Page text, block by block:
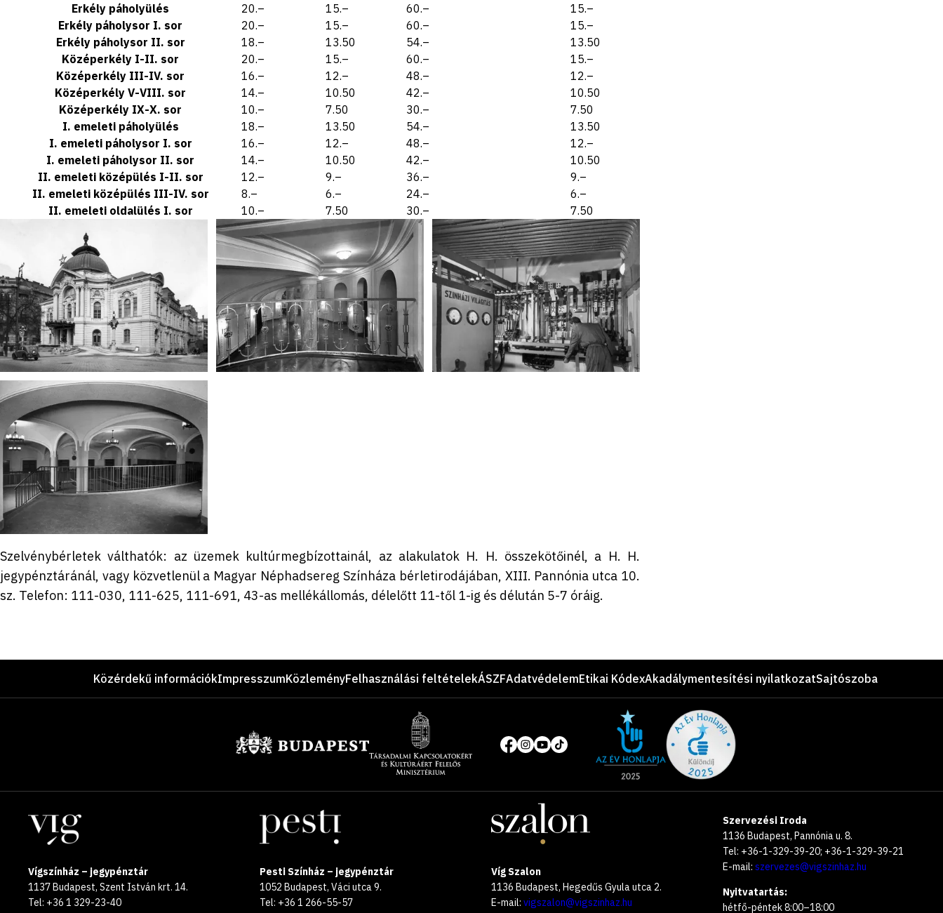
Erkély páholyülés
20.– 15.– 60.–
15.–
Erkély páholysor I. sor
20.– 15.– 60.–
15.–
Erkély páholysor II. sor
18.– 13.50 54.–
13.50
Középerkély I-II. sor
20.– 15.– 60.–
15.–
Középerkély III-IV. sor
16.– 12.– 48.–
12.–
Középerkély V-VIII. sor
14.– 10.50 42.–
10.50
Középerkély IX-X. sor
10.– 7.50 30.–
7.50
I. emeleti páholyülés
18.– 13.50 54.–
13.50
I. emeleti páholysor I. sor
16.– 12.– 48.–
12.–
I. emeleti páholysor II. sor
14.– 10.50 42.–
10.50
II. emeleti középülés I-II. sor
12.– 9.– 36.–
9.–
II. emeleti középülés III-IV. sor
8.– 6.– 24.–
6.–
II. emeleti oldalülés I. sor
10.– 7.50 30.– 7.50
Szelvénybérletek válthatók: az üzemek kultúrmegbízottainál, az alakulatok H. H. összekötőinél, a H. H.
jegypénztáránál, vagy közvetlenül a Magyar Néphadsereg Színháza bérletirodájában, XIII. Pannónia utca 10.
sz. Telefon: 111-030, 111-625, 111-691, 43-as mellékállomás, délelőtt 11-től 1-ig és délután 5-7 óráig.
Közérdekű információkImpresszumKözleményFelhasználási feltételekÁSZFAdatvédelemEtikai KódexAkadálymentesítési nyilatkozatSajtószoba
Közösségi
média
the
Helyszínek
Vígszínház – jegypénztár
1137 Budapest, Szent István krt. 14.
Tel: +36 1 329-23-40
Pesti Színház – jegypénztár
1052 Budapest, Váci utca 9.
Tel: +36 1 266-55-57
Víg Szalon
1136 Budapest, Hegedűs Gyula utca 2.
E-mail: vigszalon@vigszinhaz.hu
Szervezési Iroda
1136 Budapest, Pannónia u. 8.
Tel: +36-1-329-39-20; +36-1-329-39-21
E-mail: szervezes@vigszinhaz.hu
Nyitvatartás:
hétfő-péntek 8:00–18:00